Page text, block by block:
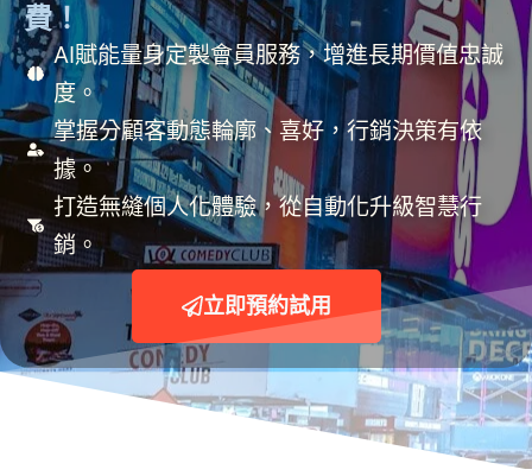
費！
AI賦能量身定製會員服務，增進長期價值忠誠
度。
掌握分顧客動態輪廓、喜好，行銷決策有依
據。
打造無縫個人化體驗，從自動化升級智慧行
銷。
立即預約試用